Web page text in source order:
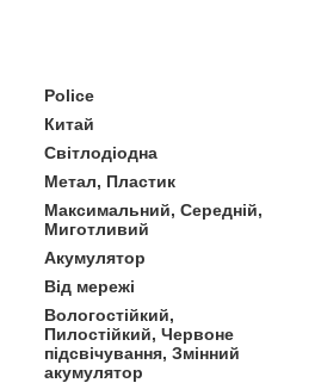
Police
Китай
Світлодіодна
Метал, Пластик
Максимальний, Середній,
Миготливий
Акумулятор
Від мережі
Вологостійкий,
Пилостійкий, Червоне
підсвічування, Змінний
акумулятор